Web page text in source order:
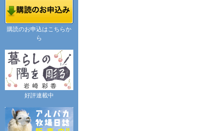
購読のお申込はこちらか
ら
好評連載中